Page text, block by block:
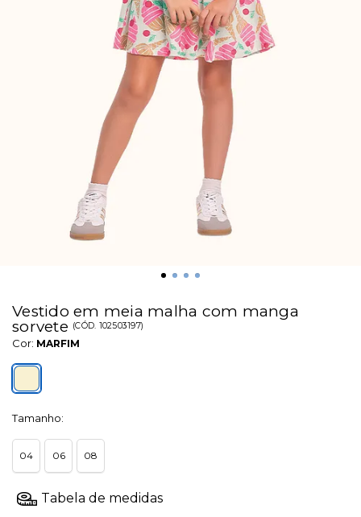
Vestido em meia malha com manga
sorvete (CÓD. 102503197)
Cor: MARFIM
Tamanho:
04 06 08